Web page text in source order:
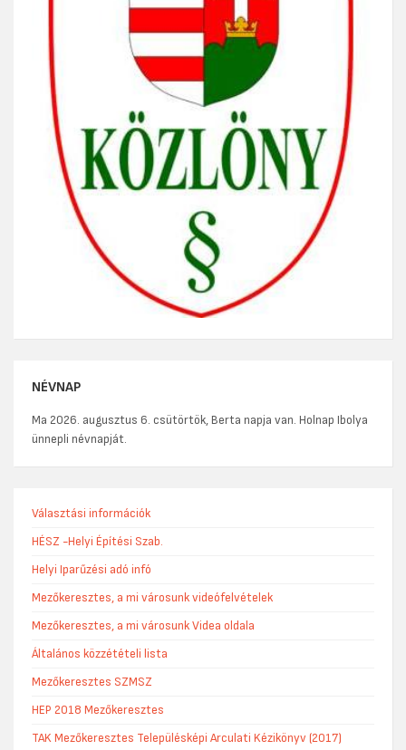
NÉVNAP
Ma 2026. augusztus 6. csütörtök, Berta napja van. Holnap Ibolya
ünnepli névnapját.
Választási információk
HÉSZ -Helyi Építési Szab.
Helyi Iparűzési adó infó
Mezőkeresztes, a mi városunk videófelvételek
Mezőkeresztes, a mi városunk Videa oldala
Általános közzétételi lista
Mezőkeresztes SZMSZ
HEP 2018 Mezőkeresztes
TAK Mezőkeresztes Településképi Arculati Kézikönyv (2017)